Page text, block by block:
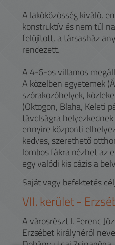
A lakóközösség kiváló,
konstruktív és nem túl
felújított, a társasház
rendezett.
A 4-6-os villamos
A közelben egyetemek
szórakozóhelyek,
(Oktogon, Blaha, Keleti
távolságra
ennyire központi
kedves, szerethető
lombos fákra nézhet az
egy valódi kis oázis a
Saját vagy befektetés
VII. kerület -
A városrészt I. Ferenc
Erzsébet királynéról